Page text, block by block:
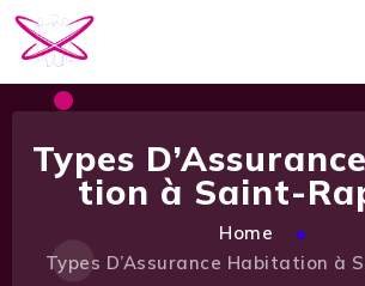
Types
tion à Saint-
Home
Types D’Assurance Habitation à